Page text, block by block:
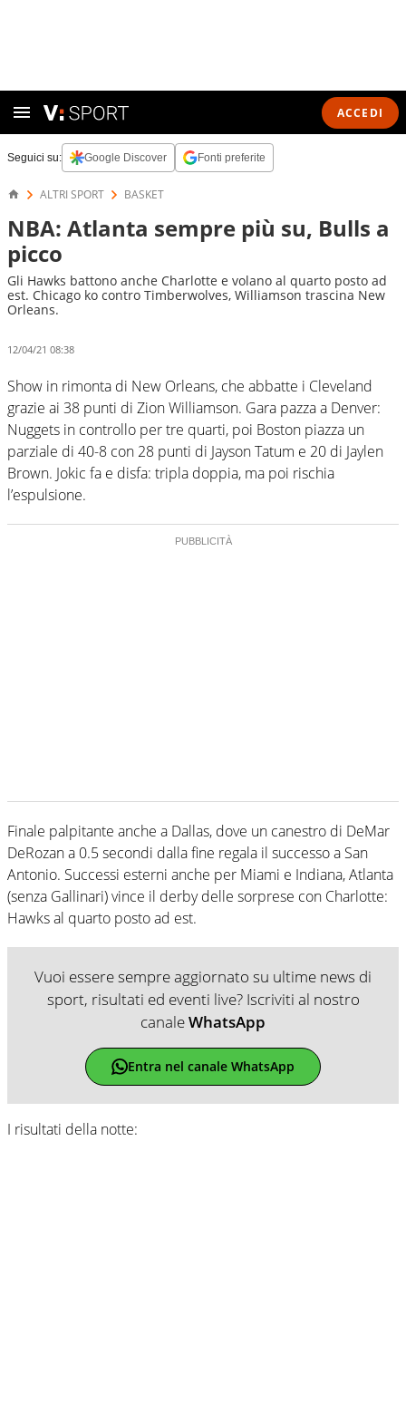
ACCEDI
Seguici su: Google Discover Fonti preferite
ALTRI SPORT BASKET
NBA: Atlanta sempre più su, Bulls a
picco
Gli Hawks battono anche Charlotte e volano al quarto posto ad
est. Chicago ko contro Timberwolves, Williamson trascina New
Orleans.
12/04/21 08:38
Show in rimonta di New Orleans, che abbatte i Cleveland
grazie ai 38 punti di Zion Williamson. Gara pazza a Denver:
Nuggets in controllo per tre quarti, poi Boston piazza un
parziale di 40-8 con 28 punti di Jayson Tatum e 20 di Jaylen
Brown. Jokic fa e disfa: tripla doppia, ma poi rischia
l’espulsione.
Finale palpitante anche a Dallas, dove un canestro di DeMar
DeRozan a 0.5 secondi dalla fine regala il successo a San
Antonio. Successi esterni anche per Miami e Indiana, Atlanta
(senza Gallinari) vince il derby delle sorprese con Charlotte:
Hawks al quarto posto ad est.
Vuoi essere sempre aggiornato su ultime news di
sport, risultati ed eventi live? Iscriviti al nostro
canaleWhatsApp
Entra nel canale WhatsApp
I risultati della notte: